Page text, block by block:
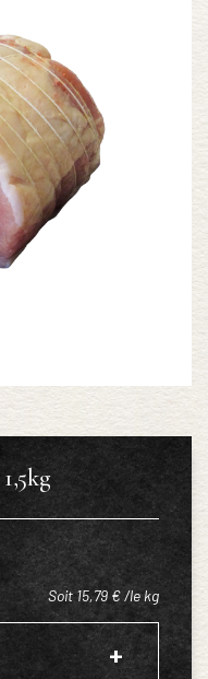
Soit 15,79 € /le kg
+